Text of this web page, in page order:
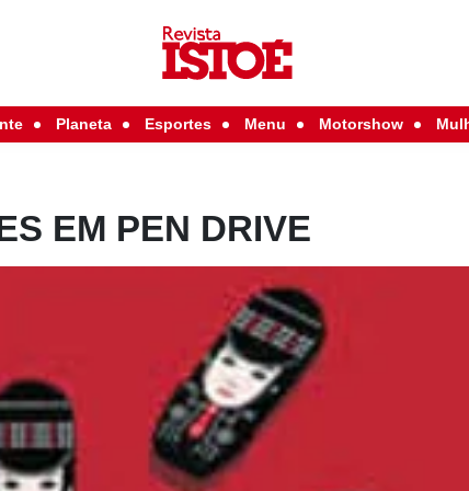
Planeta Esportes Menu Motorshow
EM PEN DRIVE